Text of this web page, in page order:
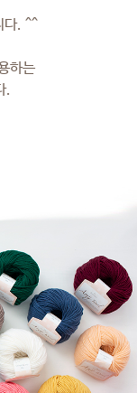
다. ^^
하는
.